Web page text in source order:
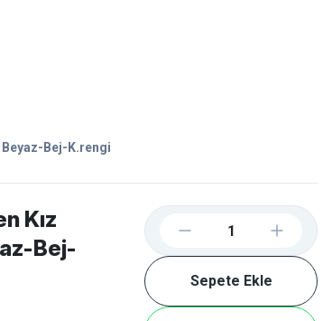
Bej-K.rengi
Kız
Bej-
Sepete Ekle